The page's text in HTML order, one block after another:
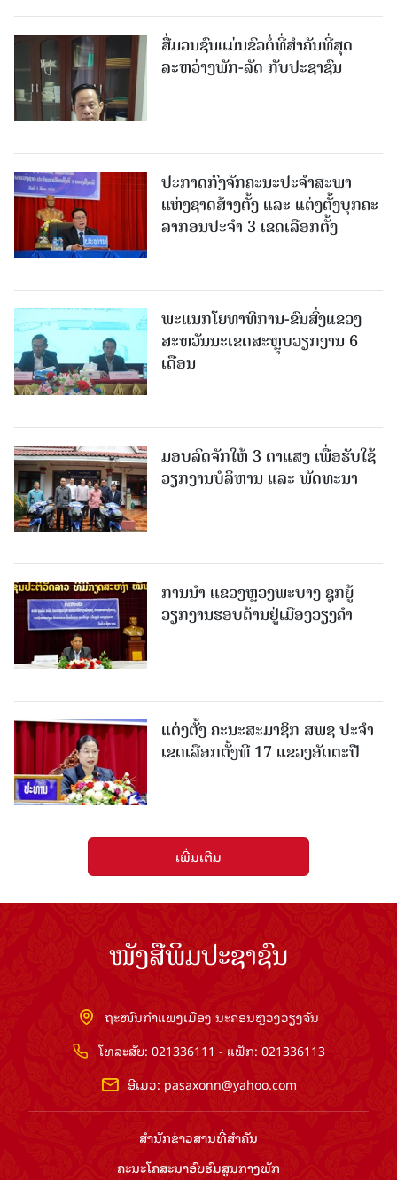
ສື່ມວນຊົນແມ່ນຂົວຕໍ່ທີ່ສໍາຄັນທີ່ສຸດ
ລະຫວ່າງພັກ-ລັດ ກັບປະຊາຊົນ
ປະກາດກົງຈັກຄະນະປະຈໍາສະພາ
ແຫ່ງຊາດສ້າງຕັ້ງ ແລະ ແຕ່ງຕັ້ງບຸກຄະ
ລາກອນປະຈໍາ 3 ເຂດເລືອກຕັ້ງ
ພະແນກໂຍທາທິການ-ຂົນສົ່ງແຂວງ
ສະຫວັນນະເຂດສະຫຼຸບວຽກງານ 6
ເດືອນ
ມອບລົດຈັກໃຫ້ 3 ຕາແສງ ເພື່ອຮັບໃຊ້
ວຽກງານບໍລິຫານ ແລະ ພັດທະນາ
ການນຳ ແຂວງຫຼວງພະບາງ ຊຸກຍູ້
ວຽກງານຮອບດ້ານຢູ່ເມືອງວຽງຄໍາ
ແຕ່ງຕັ້ງ ຄະນະສະມາຊິກ ສພຊ ປະຈຳ
ເຂດເລືອກຕັ້ງທີ 17 ແຂວງອັດຕະປື
ເພີ່ມເຕີມ
ໜັງສືພິມປະຊາຊົນ
ຖະໜົນກຳແພງເມືອງ ນະຄອນຫຼວງວຽງຈັນ
ໂທລະສັບ: 021336111 - ແຟັກ: 021336113
ອີເມວ: pasaxonn@yahoo.com
ສຳ​ນັກ​ຂ່າວ​ສານ​ທີ່​ສຳ​ຄັນ​
ຄະນະໂຄສະນາອົບຮົມ​ສູນ​ກາງ​ພັກ